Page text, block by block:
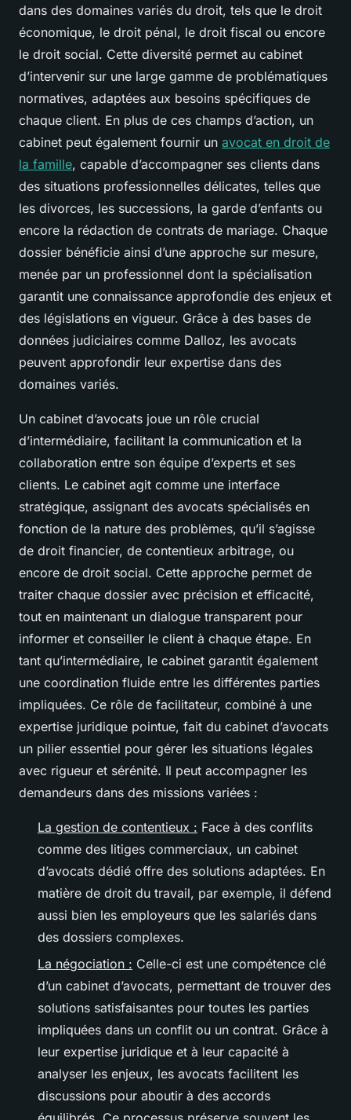
dans des domaines variés du droit, tels que le droit
économique, le droit pénal, le droit fiscal ou encore
le droit social. Cette diversité permet au cabinet
d’intervenir sur une large gamme de problématiques
normatives, adaptées aux besoins spécifiques de
chaque client. En plus de ces champs d’action, un
cabinet peut également fournir un avocat en droit de
la famille, capable d’accompagner ses clients dans
des situations professionnelles délicates, telles que
les divorces, les successions, la garde d’enfants ou
encore la rédaction de contrats de mariage. Chaque
dossier bénéficie ainsi d’une approche sur mesure,
menée par un professionnel dont la spécialisation
garantit une connaissance approfondie des enjeux et
des législations en vigueur. Grâce à des bases de
données judiciaires comme Dalloz, les avocats
peuvent approfondir leur expertise dans des
domaines variés.
Un cabinet d’avocats joue un rôle crucial
d’intermédiaire, facilitant la communication et la
collaboration entre son équipe d’experts et ses
clients. Le cabinet agit comme une interface
stratégique, assignant des avocats spécialisés en
fonction de la nature des problèmes, qu’il s’agisse
de droit financier, de contentieux arbitrage, ou
encore de droit social. Cette approche permet de
traiter chaque dossier avec précision et efficacité,
tout en maintenant un dialogue transparent pour
informer et conseiller le client à chaque étape. En
tant qu’intermédiaire, le cabinet garantit également
une coordination fluide entre les différentes parties
impliquées. Ce rôle de facilitateur, combiné à une
expertise juridique pointue, fait du cabinet d’avocats
un pilier essentiel pour gérer les situations légales
avec rigueur et sérénité. Il peut accompagner les
demandeurs dans des missions variées :
La gestion de contentieux : Face à des conflits
comme des litiges commerciaux, un cabinet
d’avocats dédié offre des solutions adaptées. En
matière de droit du travail, par exemple, il défend
aussi bien les employeurs que les salariés dans
des dossiers complexes.
La négociation : Celle-ci est une compétence clé
d’un cabinet d’avocats, permettant de trouver des
solutions satisfaisantes pour toutes les parties
impliquées dans un conflit ou un contrat. Grâce à
leur expertise juridique et à leur capacité à
analyser les enjeux, les avocats facilitent les
discussions pour aboutir à des accords